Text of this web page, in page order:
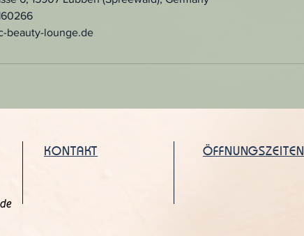
beauty-lounge.de
KONTAKT ÖFFNUNGSZEITEN